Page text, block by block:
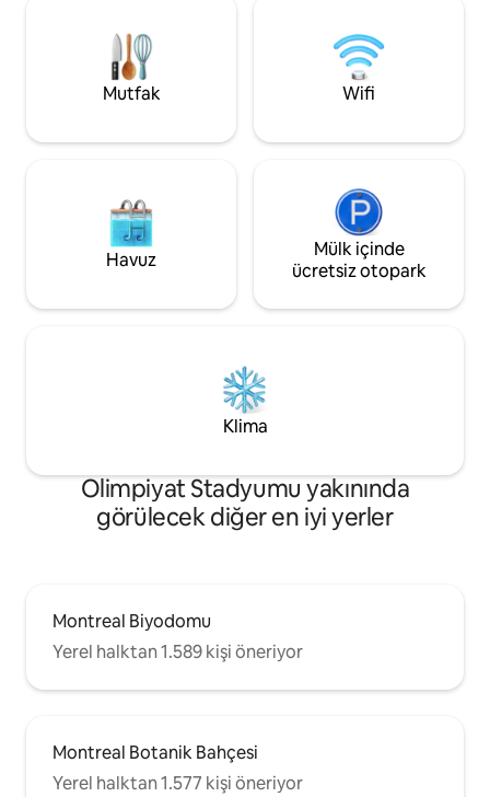
mutfak, özel teras, ısıtmalı radyatör
zemin, oturma odası ve yatak odasında
elektrikli şömine bulunmaktadır
konaklayabilir.
ayından Ekim
'e kadar
Mutfak Wifi
Havuz
Mülk içinde
ücretsiz otopark
Klima
Olimpiyat Stadyumu yakınında
görülecek diğer en iyi yerler
Montreal Biyodomu
Yerel halktan 1.589 kişi öneriyor
Montreal Botanik Bahçesi
Yerel halktan 1.577 kişi öneriyor